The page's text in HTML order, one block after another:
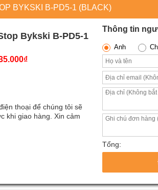
BYKSKI B-PD5-1 (BLACK)
Bykski B-PD5-1
₫
thoại để chúng tôi sẽ
khi giao hàng. Xin cảm
Thông tin
Anh
Tổng: